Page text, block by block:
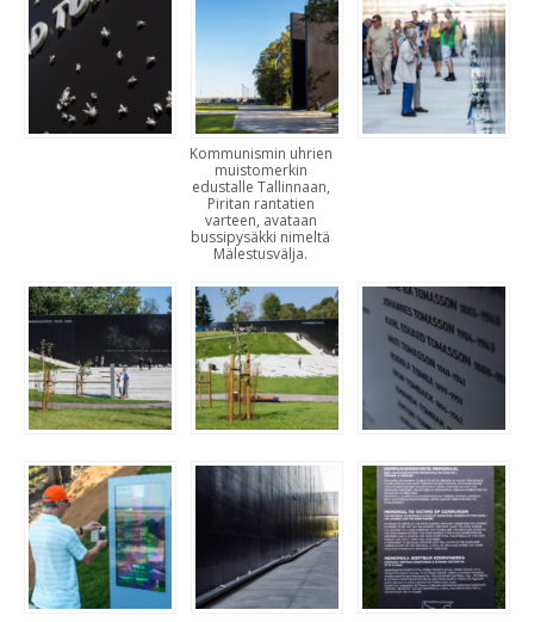
Kommunismin uhrien
muistomerkin
edustalle Tallinnaan,
Piritan rantatien
varteen, avataan
bussipysäkki nimeltä
Mälestusvälja.